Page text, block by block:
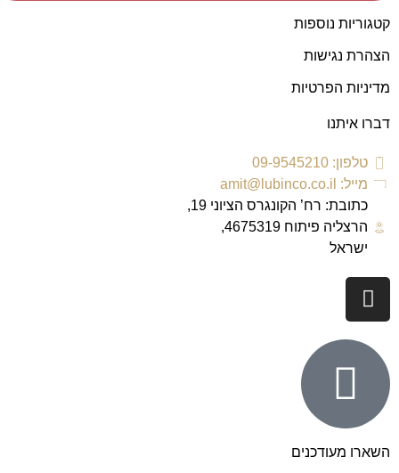
קטגוריות נוספות
הצהרת נגישות
מדיניות הפרטיות
דברו איתנו
טלפון: 09-9545210
מייל: amit@lubinco.co.il
כתובת: רח’ הקונגרס הציוני 19,
הרצליה פיתוח 4675319,
ישראל
השארו מעודכנים